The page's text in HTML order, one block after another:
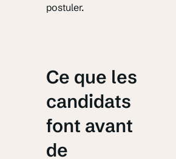
postuler.
Ce que les
candidats
font avant
de